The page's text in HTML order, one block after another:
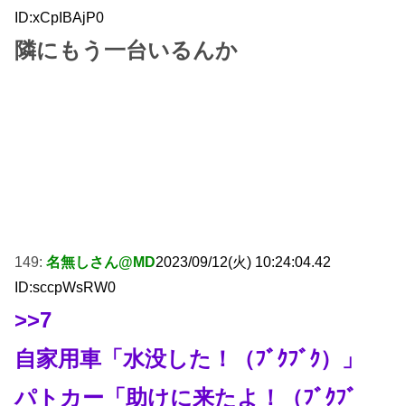
ID:xCpIBAjP0
隣にもう一台いるんか
149: 名無しさん@MD2023/09/12(火) 10:24:04.42
ID:sccpWsRW0
>>7
自家用車「水没した！（ﾌﾞｸﾌﾞｸ）」
パトカー「助けに来たよ！（ﾌﾞｸﾌﾞ